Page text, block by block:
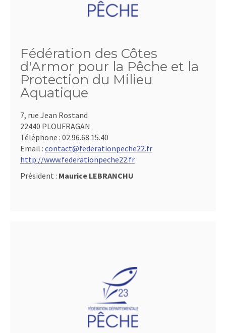
Fédération des Côtes
d'Armor pour la Pêche et la
Protection du Milieu
Aquatique
7, rue Jean Rostand
22440 PLOUFRAGAN
Téléphone : 02.96.68.15.40
Email : contact@federationpeche22.fr
http://www.federationpeche22.fr
Président : Maurice LEBRANCHU